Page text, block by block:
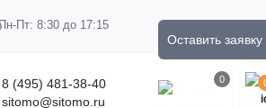
Пт: 8:30 до 17:15
Оставить заявку
8 (495) 481-38-40
sitomo@sitomo.ru
0